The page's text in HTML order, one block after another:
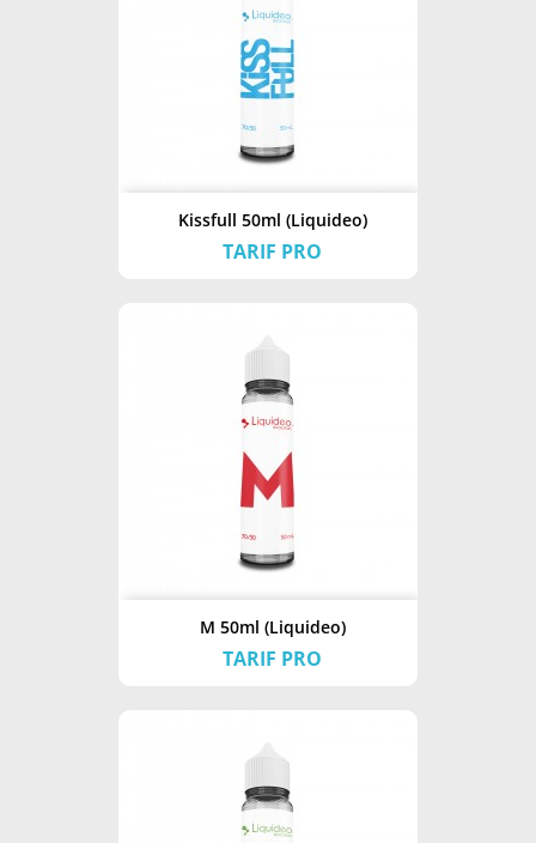
Kissfull 50ml (Liquideo)
TARIF PRO
M 50ml (Liquideo)
TARIF PRO